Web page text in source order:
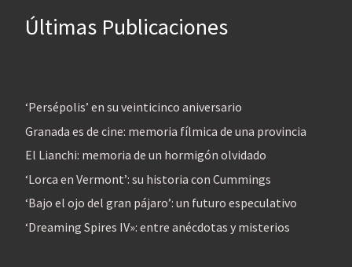
Últimas Publicaciones
‘Persépolis’ en su veinticinco aniversario
Granada es de cine: memoria fílmica de una provincia
El Lianchi: memoria de un hormigón olvidado
‘Lorca en Vermont’: su historia con Cummings
‘Bajo el ojo del gran pájaro’: un futuro especulativo
‘Dreaming Spires IV»: entre anécdotas y misterios